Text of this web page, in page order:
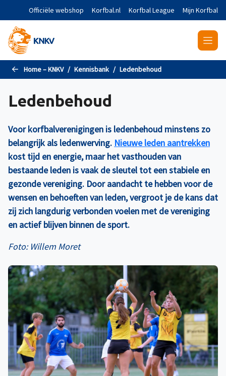
Naar de hoofdinhoud gaan
Officiële webshop Korfbal.nl Korfbal League Mijn Korfbal
Home – KNKV Kennisbank Ledenbehoud
Ledenbehoud
Voor korfbalverenigingen is ledenbehoud minstens zo
belangrijk als ledenwerving. Nieuwe leden aantrekken
kost tijd en energie, maar het vasthouden van
bestaande leden is vaak de sleutel tot een stabiele en
gezonde vereniging. Door aandacht te hebben voor de
wensen en behoeften van leden, vergroot je de kans dat
zij zich langdurig verbonden voelen met de vereniging
en actief blijven binnen de sport.
Foto: Willem Moret